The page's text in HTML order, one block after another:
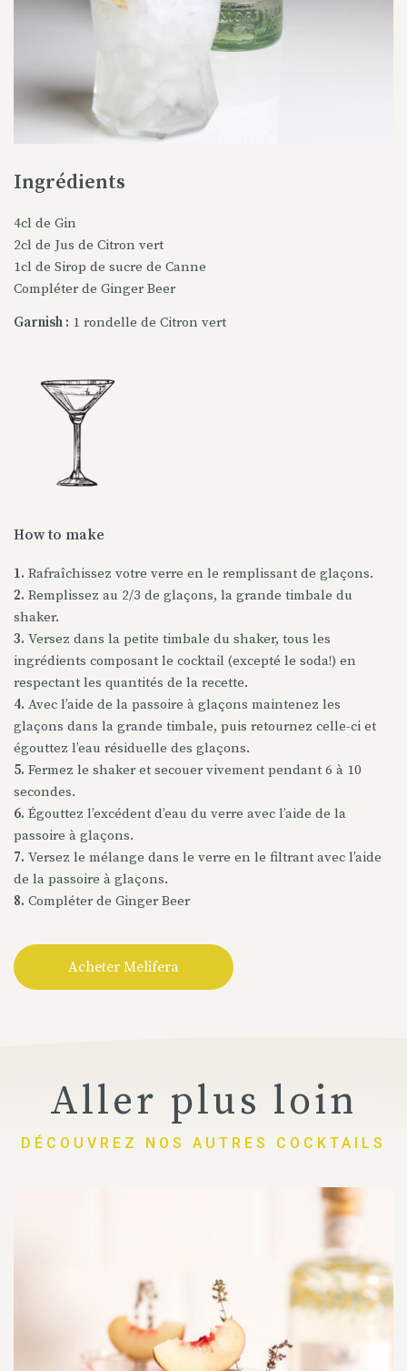
Ingrédients
4cl de Gin
2cl de Jus de Citron vert
1cl de Sirop de sucre de Canne
Compléter de Ginger Beer
Garnish : 1 rondelle de Citron vert
How to make
1. Rafraîchissez votre verre en le remplissant de glaçons.
2. Remplissez au 2/3 de glaçons, la grande timbale du
shaker.
3. Versez dans la petite timbale du shaker, tous les
ingrédients composant le cocktail (excepté le soda!) en
respectant les quantités de la recette.
4. Avec l’aide de la passoire à glaçons maintenez les
glaçons dans la grande timbale, puis retournez celle-ci et
égouttez l’eau résiduelle des glaçons.
5. Fermez le shaker et secouer vivement pendant 6 à 10
secondes.
6. Égouttez l’excédent d’eau du verre avec l’aide de la
passoire à glaçons.
7. Versez le mélange dans le verre en le filtrant avec l’aide
de la passoire à glaçons.
8. Compléter de Ginger Beer
Acheter Melifera
Aller plus loin
DÉCOUVREZ NOS AUTRES COCKTAILS